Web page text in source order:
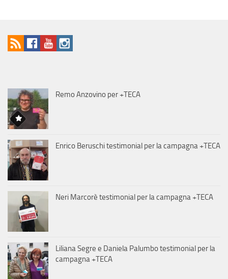
Remo Anzovino per +TECA
Enrico Beruschi testimonial per la campagna +TECA
Neri Marcorè testimonial per la campagna +TECA
Liliana Segre e Daniela Palumbo testimonial per la
campagna +TECA